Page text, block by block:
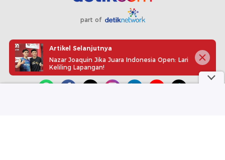
part of
Redaksi Pedoman Media Siber Karir
Kotak Pos
Info Iklan
Privacy Policy Disclaimer
Artikel Selanjutnya
Nazar Joaquin Jika Juara Indonesia Open: Lari
Keliling Lapangan!